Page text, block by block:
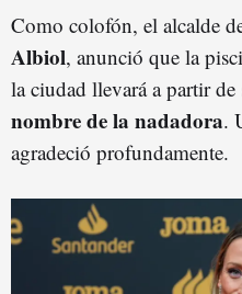
Como colofón, el alcalde
Albiol, anunció que la
la ciudad llevará a partir de
nombre de la nadadora.
agradeció profundamente.